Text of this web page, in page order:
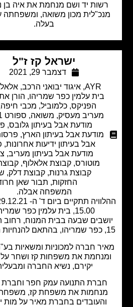
יד ושם מנחמת את איה בן נפתלי,
מכון משואה, ומשפחתה על מות
ישראל קז ז"ל
דצמבר 29, 2021
איגוד יבואני הרכב,אלאלוף ושות,
בית עלמין כפר שמריהו ,הורן את
,כלמוביל,מכבי חיפה,מנוח,
מעריב מעסיק, משואה ,ספורט 1 ,
מודעת אבל בעיתון גלובס, פרסום
מודעת אבל בעיתון הארץ,פרסום
אבל בעיתון ידיעות אחרונות,פרסום
מודעת אבל בעיתון מעריב, צ’מפיון
,קבוצת אלאלוף ,קבוצת אלייד,
קבוצת גרנות,קבוצת דלק,שלמה
,תבור שאן חרוד
המשפחה אבלה.
ההלוויה תתקיים ביום ד' ה-
שבעה בבית המנוח, רחוב האילנות
חברה למכוניות ומשאיות בע"מ אבלה
את משפחות קז ושחר על פטירת
יקירם, נשיא החברה ומבעליה.
חברת התנועה עמק חפר וחברת גרנות
את משפחת קז, משפחת שחר
והעובדים בחברת מאיר על מות יקירם.